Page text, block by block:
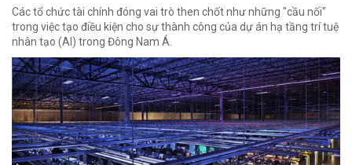
Các tổ chức tài chính đóng vai trò then chốt như những "cầu nối"
trong việc tạo điều kiện cho sự thành công của dự án hạ tầng trí tuệ
nhân tạo (AI) trong Đông Nam Á.